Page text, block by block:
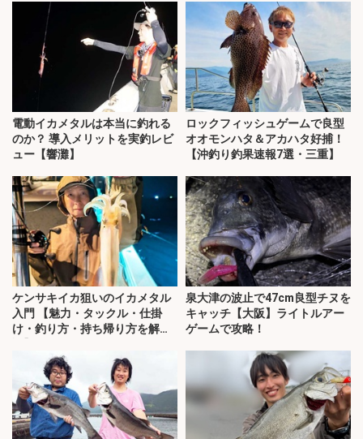
電動イカメタルは本当に釣れる
のか？ 導入メリットを実釣レビ
ュー【響灘】
ロックフィッシュゲームで良型
オオモンハタ＆アカハタ好捕！
【沖釣り釣果速報7選・三重】
ケンサキイカ狙いのイカメタル
入門 【魅力・タックル・仕掛
け・釣り方・持ち帰り方を解
泉大津の波止で47cm良型チヌを
キャッチ【大阪】ライトルアー
ゲームで攻略！